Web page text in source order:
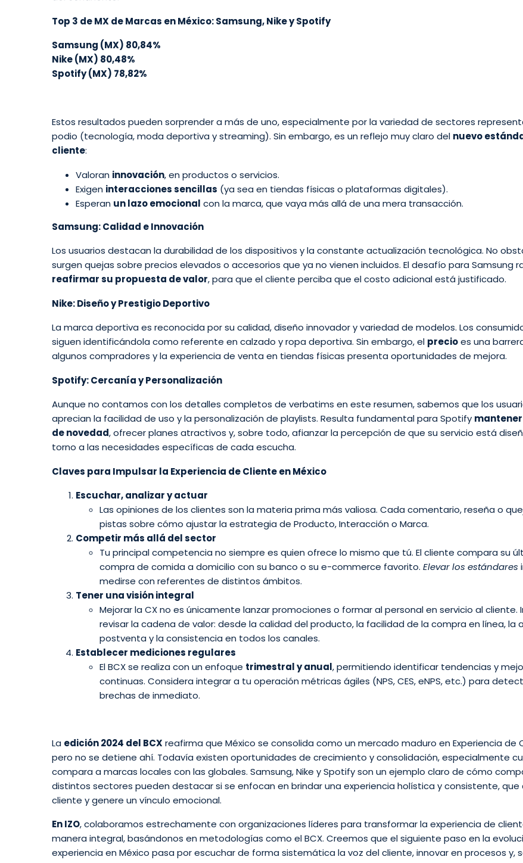
Top 3 de MX de Marcas en México: Samsung, Nike y Spotify
Samsung (MX) 80,84%
Nike (MX) 80,48%
Spotify (MX) 78,82%
Estos resultados pueden sorprender a más de uno, especialmente por la variedad de sectores
podio (tecnología, moda deportiva y streaming). Sin embargo, es un reflejo muy claro del nuevo
cliente:
Valoran innovación, en productos o servicios.
Exigen interacciones sencillas (ya sea en tiendas físicas o plataformas digitales).
Esperan un lazo emocional con la marca, que vaya más allá de una mera transacción.
Samsung: Calidad e Innovación
Los usuarios destacan la durabilidad de los dispositivos y la constante actualización tecnológica. No
surgen quejas sobre precios elevados o accesorios que ya no vienen incluidos. El desafío para Samsung
reafirmar su propuesta de valor, para que el cliente perciba que el costo adicional está justificado.
Nike: Diseño y Prestigio Deportivo
La marca deportiva es reconocida por su calidad, diseño innovador y variedad de modelos. Los
siguen identificándola como referente en calzado y ropa deportiva. Sin embargo, el precioes una
algunos compradores y la experiencia de venta en tiendas físicas presenta oportunidades de mejora.
Spotify: Cercanía y Personalización
Aunque no contamos con los detalles completos de verbatims en este resumen, sabemos que los
aprecian la facilidad de uso y la personalización de playlists. Resulta fundamental para Spotify
de novedad, ofrecer planes atractivos y, sobre todo, afianzar la percepción de que su servicio está
torno a las necesidades específicas de cada escucha.
Claves para Impulsar la Experiencia de Cliente en México
Escuchar, analizar y actuar
Las opiniones de los clientes son la materia prima más valiosa. Cada comentario, reseña o
pistas sobre cómo ajustar la estrategia de Producto, Interacción o Marca.
Competir más allá del sector
Tu principal competencia no siempre es quien ofrece lo mismo que tú. El cliente compara su
compra de comida a domicilio con su banco o su e-commerce favorito. Elevar los estándares
medirse con referentes de distintos ámbitos.
Tener una visión integral
Mejorar la CX no es únicamente lanzar promociones o formar al personal en servicio al cliente.
revisar la cadena de valor: desde la calidad del producto, la facilidad de la compra en línea, la
postventa y la consistencia en todos los canales.
Establecer mediciones regulares
El BCX se realiza con un enfoque trimestral y anual, permitiendo identificar tendencias y
continuas. Considera integrar a tu operación métricas ágiles (NPS, CES, eNPS, etc.) para
brechas de inmediato.
La edición 2024 del BCXreafirma que México se consolida como un mercado maduro en Experiencia de
pero no se detiene ahí. Todavía existen oportunidades de crecimiento y consolidación, especialmente
compara a marcas locales con las globales. Samsung, Nike y Spotify son un ejemplo claro de cómo
distintos sectores pueden destacar si se enfocan en brindar una experiencia holística y consistente, que
cliente y genere un vínculo emocional.
En IZO, colaboramos estrechamente con organizaciones líderes para transformar la experiencia de
manera integral, basándonos en metodologías como el BCX. Creemos que el siguiente paso en la
experiencia en México pasa por escuchar de forma sistemática la voz del cliente, innovar en procesos y,